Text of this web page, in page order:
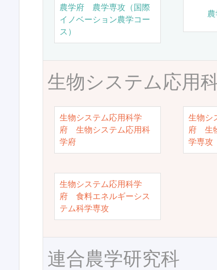
農学府 農学専攻（国際
イノベーション農学コー
ス）
生物システム応用
生物システム応用科学
府 生物システム応用科
学府
生物シ
府 生
学専攻
生物システム応用科学
府 食料エネルギーシス
テム科学専攻
連合農学研究科